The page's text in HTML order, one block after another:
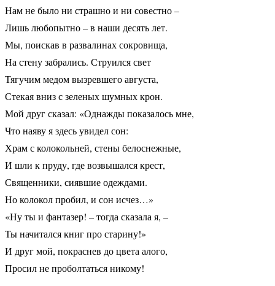
Нам не было ни страшно и ни совестно –
Лишь любопытно – в наши десять лет.
Мы, поискав в развалинах сокровища,
На стену забрались. Струился свет
Тягучим медом вызревшего августа,
Стекая вниз с зеленых шумных крон.
Мой друг сказал: «Однажды показалось мне,
Что наяву я здесь увидел сон:
Храм с колокольней, стены белоснежные,
И шли к пруду, где возвышался крест,
Священники, сиявшие одеждами.
Но колокол пробил, и сон исчез…»
«Ну ты и фантазер! – тогда сказала я, –
Ты начитался книг про старину!»
И друг мой, покраснев до цвета алого,
Просил не проболтаться никому!